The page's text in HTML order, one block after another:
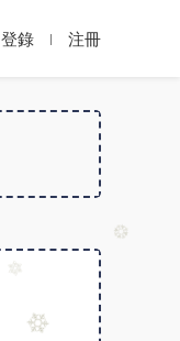
登錄 注冊